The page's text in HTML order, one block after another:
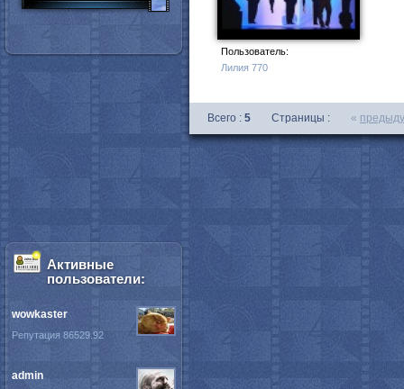
Пользователь:
Лилия 770
Всего : 5 Страницы : «
Активные
пользователи:
wowkaster
Репутация 86529.92
admin